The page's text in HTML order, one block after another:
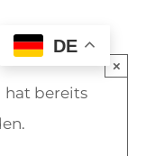
DE
hat bereits
×